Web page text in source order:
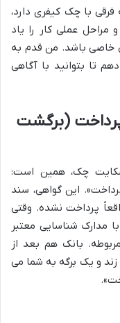
با چک کیفری دارد،
مراحل عملی کار را یاد
خاصی باشد. من قدم به
تا بتوانید با آگاهی
(برگشت
چک، همین است:
این گواهی، سند
پرداخت نشده. وقتی
مدارک شناسایی معتبر
بانک هم بعد از
و یک برگه به شما می